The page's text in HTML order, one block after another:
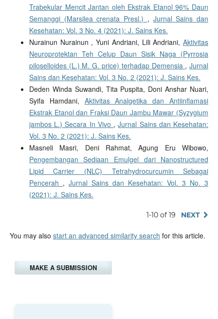
Trabekular Mencit Jantan oleh Ekstrak Etanol 96% Daun
Semanggi (Marsilea crenata Presl.) , Jurnal Sains dan
Kesehatan: Vol. 3 No. 4 (2021): J. Sains Kes.
Nurainun Nurainun , Yuni Andriani, Lili Andriani,Aktivitas
Neuroprotektan Teh Celup Daun Sisik Naga (Pyrrosia
piloselloides (L.) M. G. price) terhadap Demensia ,Jurnal
Sains dan Kesehatan: Vol. 3 No. 2 (2021): J. Sains Kes.
Deden Winda Suwandi, Tita Puspita, Doni Anshar Nuari,
Syifa Hamdani, Aktivitas Analgetika dan Antiinflamasi
Ekstrak Etanol dan Fraksi Daun Jambu Mawar (Syzygium
jambos L.) Secara In Vivo ,Jurnal Sains dan Kesehatan:
Vol. 3 No. 2 (2021): J. Sains Kes.
Masneli Masri, Deni Rahmat, Agung Eru Wibowo,
Pengembangan Sediaan Emulgel dari Nanostructured
Lipid Carrier (NLC) Tetrahydrocurcumin Sebagai
Pencerah , Jurnal Sains dan Kesehatan: Vol. 3 No. 3
(2021): J. Sains Kes.
1-10 of 19 NEXT
You may also start an advanced similarity search for this article.
MAKE A SUBMISSION